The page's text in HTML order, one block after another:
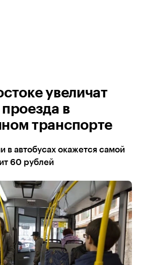
увеличат
в
транспорте
в автобусах окажется самой
60 рублей